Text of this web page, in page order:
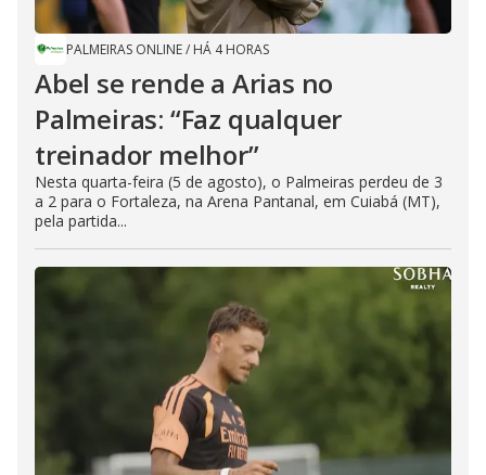
PALMEIRAS ONLINE/ HÁ 4 HORAS
Abel se rende a Arias no
Palmeiras: “Faz qualquer
treinador melhor”
Nesta quarta-feira (5 de agosto), o Palmeiras perdeu de 3
a 2 para o Fortaleza, na Arena Pantanal, em Cuiabá (MT),
pela partida...